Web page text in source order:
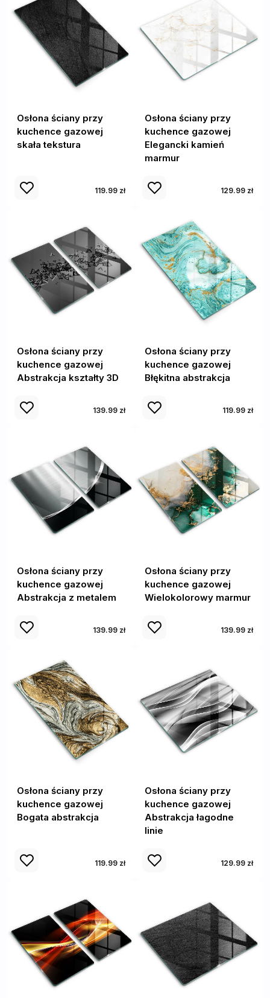
Osłona ściany przy
kuchence gazowej
skała tekstura
119.99 zł
Osłona ściany przy
kuchence gazowej
Elegancki kamień
marmur
129.99 zł
Osłona ściany przy
kuchence gazowej
Abstrakcja kształty 3D
139.99 zł
Osłona ściany przy
kuchence gazowej
Błękitna abstrakcja
119.99 zł
Osłona ściany przy
kuchence gazowej
Abstrakcja z metalem
139.99 zł
Osłona ściany przy
kuchence gazowej
Wielokolorowy marmur
139.99 zł
Osłona ściany przy
kuchence gazowej
Bogata abstrakcja
119.99 zł
Osłona ściany przy
kuchence gazowej
Abstrakcja łagodne
linie
129.99 zł